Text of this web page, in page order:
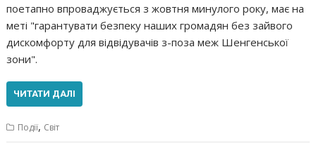
поетапно впроваджується з жовтня минулого року, має на
меті "гарантувати безпеку наших громадян без зайвого
дискомфорту для відвідувачів з-поза меж Шенгенської
зони".
ЧИТАТИ ДАЛІ
Події, Світ